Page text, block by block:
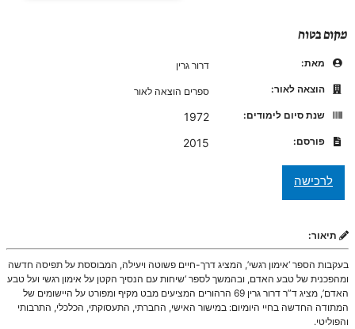
מקום בטוח
מאת:
דרור גרין
הוצאה לאור:
ספרים הוצאה לאור
שנת סיום לימודים:
1972
פורסם: 2015
תיאור:
בעקבות הספר ‘אימון רגשי’, המציג דרך-חיים פשוטה ויעילה, המבוססת על תפיסה חדשה
ומהפכנית של טבע האדם, ובהמשך לספר ‘שיחות עם הנסיך הקטן על אימון רגשי ועל טבע
האדם’, מציג ד”ר דרור גרין 69 הרהורים המציעים מבט מקיף ומפורט על היישומים של
המתודה החדשה בחיי היומיום: במישור האישי, החברתי, התעסוקתי, הכלכלי, התרבותי
והפוליטי.